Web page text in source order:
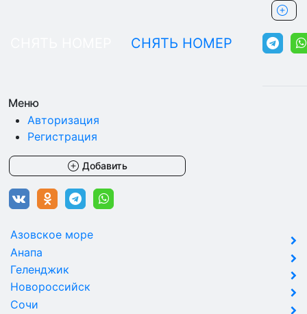
СНЯТЬ НОМЕР
Меню
Авторизация
Регистрация
Добавить
Азовское море
Анапа
Геленджик
Новороссийск
Сочи